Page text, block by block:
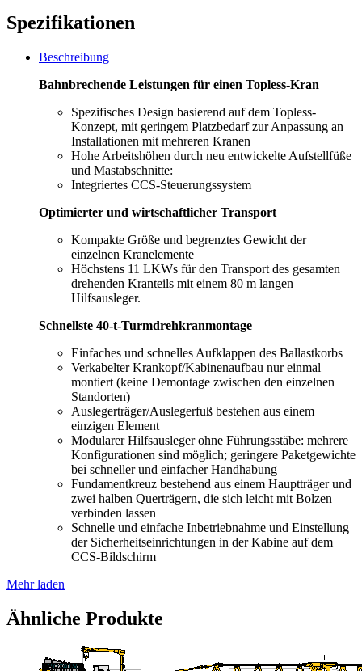
Spezifikationen
Beschreibung
Bahnbrechende Leistungen für einen Topless-Kran
Spezifisches Design basierend auf dem Topless-
Konzept, mit geringem Platzbedarf zur Anpassung an
Installationen mit mehreren Kranen
Hohe Arbeitshöhen durch neu entwickelte Aufstellfüße
und Mastabschnitte:
Integriertes CCS-Steuerungssystem
Optimierter und wirtschaftlicher Transport
Kompakte Größe und begrenztes Gewicht der
einzelnen Kranelemente
Höchstens 11 LKWs für den Transport des gesamten
drehenden Kranteils mit einem 80 m langen
Hilfsausleger.
Schnellste 40-t-Turmdrehkranmontage
Einfaches und schnelles Aufklappen des Ballastkorbs
Verkabelter Krankopf/Kabinenaufbau nur einmal
montiert (keine Demontage zwischen den einzelnen
Standorten)
Auslegerträger/Auslegerfuß bestehen aus einem
einzigen Element
Modularer Hilfsausleger ohne Führungsstäbe: mehrere
Konfigurationen sind möglich; geringere Paketgewichte
bei schneller und einfacher Handhabung
Fundamentkreuz bestehend aus einem Hauptträger und
zwei halben Querträgern, die sich leicht mit Bolzen
verbinden lassen
Schnelle und einfache Inbetriebnahme und Einstellung
der Sicherheitseinrichtungen in der Kabine auf dem
CCS-Bildschirm
Mehr laden
Ähnliche Produkte